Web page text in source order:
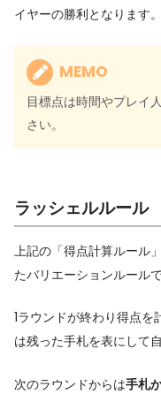
イヤーの勝利となります。
MEMO
目標点は時間やプレイ
さい。
ラッシェルルール
上記の「得点計算ルール
たバリエーションルールで
1ラウンドが終わり得点
は残った手札を表にして
次のラウンドからは手札